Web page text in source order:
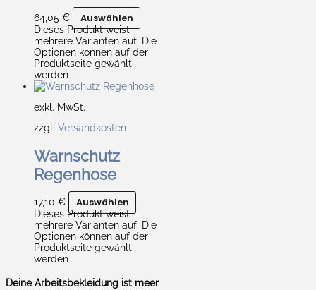
64,05 € Auswählen
Dieses Produkt weist
mehrere Varianten auf. Die
Optionen können auf der
Produktseite gewählt
werden
exkl. MwSt.
zzgl. Versandkosten
Warnschutz
Regenhose
17,10 € Auswählen
Dieses Produkt weist
mehrere Varianten auf. Die
Optionen können auf der
Produktseite gewählt
werden
Deine Arbeitsbekleidung ist meer